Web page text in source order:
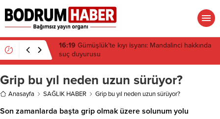
16:19 Gümüşlük’te kıyı isyanı: Mandalinci hakkında
suç duyurusu
Grip bu yıl neden uzun sürüyor?
Anasayfa SAĞLIK HABER Grip bu yıl neden uzun sürüyor?
Son zamanlarda başta grip olmak üzere solunum yolu